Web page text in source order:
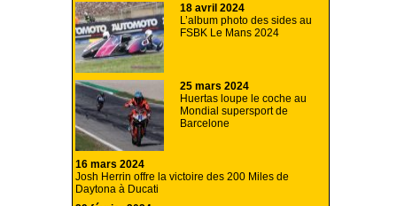
18 avril 2024
L’album photo des sides au
FSBK Le Mans 2024
25 mars 2024
Huertas loupe le coche au
Mondial supersport de
Barcelone
16 mars 2024
Josh Herrin offre la victoire des 200 Miles de
Daytona à Ducati